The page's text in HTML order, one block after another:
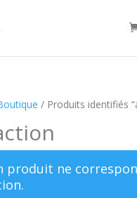
/ Produits identifiés
produit ne